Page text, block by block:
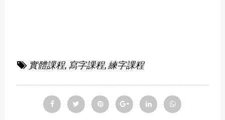
實體課程, 寫字課程, 練字課程